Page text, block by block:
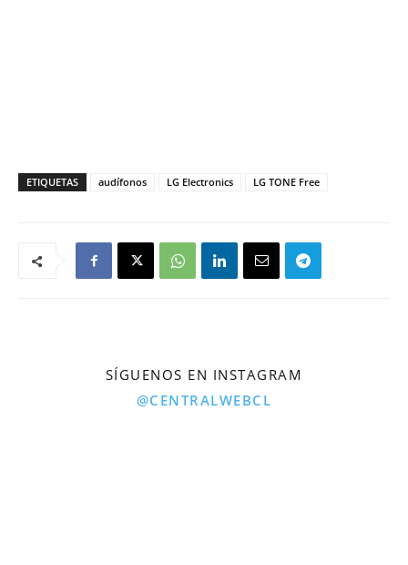
ETIQUETAS audífonos LG Electronics LG TONE Free
SÍGUENOS EN INSTAGRAM
@CENTRALWEBCL